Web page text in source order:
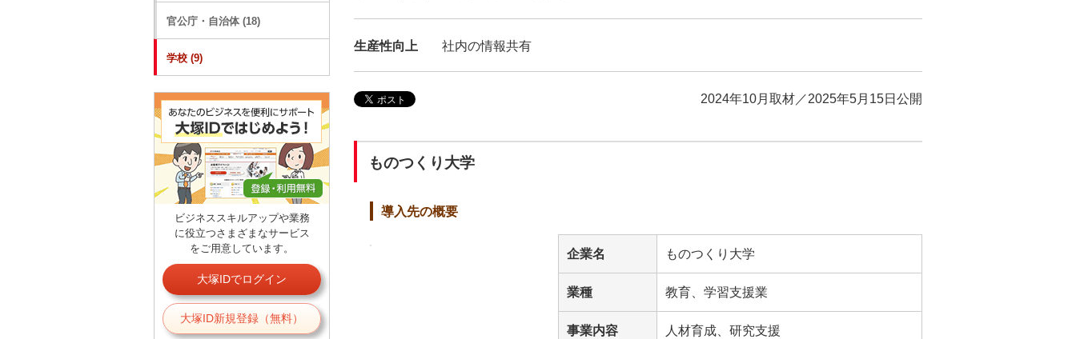
生産性向上 社内の情報共有
2024年10月取材／2025年5月15日公開
ものつくり大学
導入先の概要
企業名 ものつくり大学
業種 教育、学習支援業
事業内容 人材育成、研究支援
官公庁・自治体 (18)
学校 (9)
ビジネススキルアップや業務
に役立つさまざまなサービス
をご用意しています。
大塚IDでログイン
大塚ID新規登録（無料）